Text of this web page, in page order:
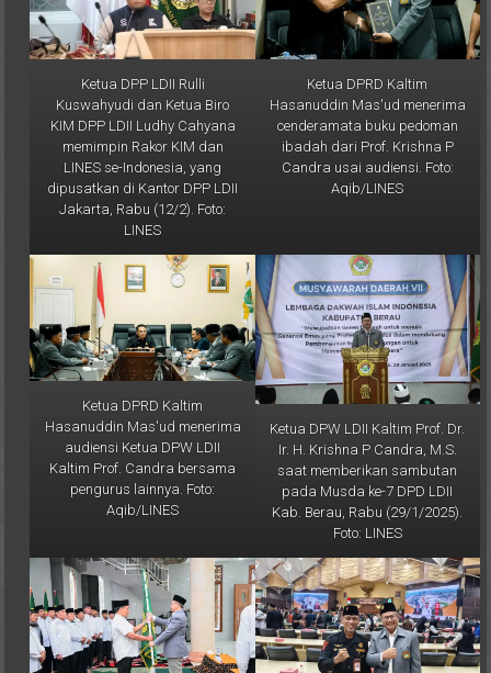
Ketua DPP LDII Rulli
Kuswahyudi dan Ketua Biro
KIM DPP LDII Ludhy Cahyana
memimpin Rakor KIM dan
LINES se-Indonesia, yang
dipusatkan di Kantor DPP LDII
Jakarta, Rabu (12/2). Foto:
LINES
Ketua DPRD Kaltim
Hasanuddin Mas'ud menerima
cenderamata buku pedoman
ibadah dari Prof. Krishna P
Candra usai audiensi. Foto:
Aqib/LINES
Ketua DPRD Kaltim
Hasanuddin Mas'ud menerima
audiensi Ketua DPW LDII
Kaltim Prof. Candra bersama
pengurus lainnya. Foto:
Aqib/LINES
Ketua DPW LDII Kaltim Prof. Dr.
Ir. H. Krishna P Candra, M.S.
saat memberikan sambutan
pada Musda ke-7 DPD LDII
Kab. Berau, Rabu (29/1/2025).
Foto: LINES